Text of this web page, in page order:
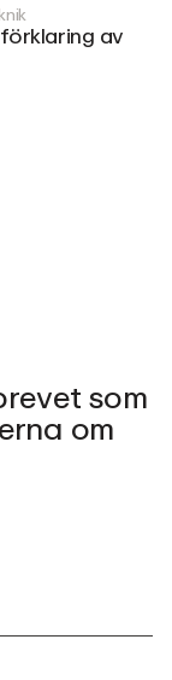
av
som
om